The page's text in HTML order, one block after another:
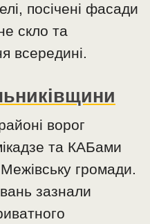
посічені фасади
скло та
всередині.
ворог
та КАБами
громади.
зазнали